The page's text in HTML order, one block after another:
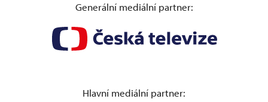
Generální mediální partner:
Hlavní mediální partner: